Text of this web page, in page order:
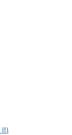
)